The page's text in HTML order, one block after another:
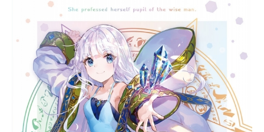
めに何か⾃分にできることはないか
と悩んでいた。そんな中、ヒナノは
偶然、星空の下で⼀本の棒に掴ま
り、美しく舞う⼥性を⽬撃する。憧
れていた夜空の星に⼿が届きそうな
ほど、美しく上に昇っていくそのシ
ョーに衝撃を受けてこれをプラネタ
リウムの中でステージをすれば、お
客さんも集まって盛り上げられるか
もしれない、と幼馴染のリリアにも